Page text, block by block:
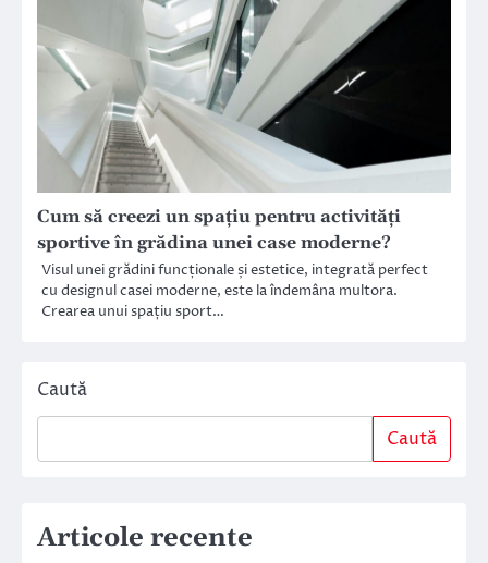
Cum să creezi un spațiu pentru activități
sportive în grădina unei case moderne?
Visul unei grădini funcționale și estetice, integrată perfect
cu designul casei moderne, este la îndemâna multora.
Crearea unui spațiu sport…
Caută
Caută
Articole recente